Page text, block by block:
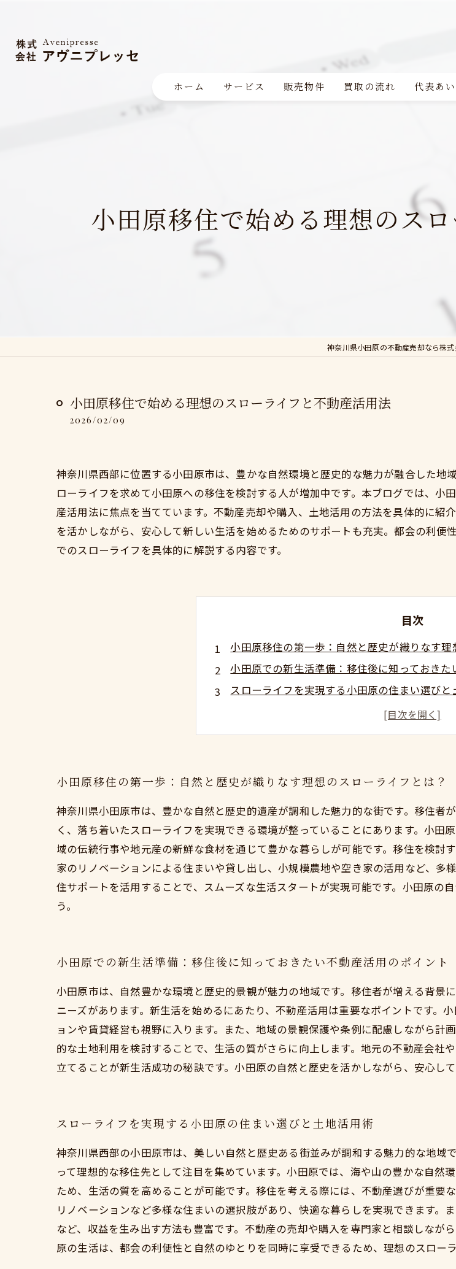
ホーム サービス 販売物件 買取の流れ 代表あ
小田原移住で始める理想のス
神奈川県小田原の不動産売却なら株
小田原移住で始める理想のスローライフと不動産活用法
2026/02/09
神奈川県西部に位置する小田原市は、豊かな自然環境と歴史的な魅力が融合した地
ローライフを求めて小田原への移住を検討する人が増加中です。本ブログでは、
産活用法に焦点を当てています。不動産売却や購入、土地活用の方法を具体的に紹
を活かしながら、安心して新しい生活を始めるためのサポートも充実。都会の利
でのスローライフを具体的に解説する内容です。
目次
小田原移住の第一歩：自然と歴史が織りなす理
小田原での新生活準備：移住後に知っておきた
スローライフを実現する小田原の住まい選びと
理想の暮らしを形にする：小田原での不動産売
安心して始める小田原生活：地域特性を活か
移住サポートでスムーズに！小田原で叶える理
小田原移住の第一歩：自然と歴史が織りなす理想のスローライフとは？
神奈川県小田原市は、豊かな自然と歴史的遺産が調和した魅力的な街です。移住者
く、落ち着いたスローライフを実現できる環境が整っていることにあります。小
域の伝統行事や地元産の新鮮な食材を通じて豊かな暮らしが可能です。移住を検討
家のリノベーションによる住まいや貸し出し、小規模農地や空き家の活用など、
住サポートを活用することで、スムーズな生活スタートが実現可能です。小田原の
う。
小田原での新生活準備：移住後に知っておきたい不動産活用のポイント
小田原市は、自然豊かな環境と歴史的景観が魅力の地域です。移住者が増える背景
ニーズがあります。新生活を始めるにあたり、不動産活用は重要なポイントです。
ョンや賃貸経営も視野に入ります。また、地域の景観保護や条例に配慮しながら
的な土地利用を検討することで、生活の質がさらに向上します。地元の不動産会社
立てることが新生活成功の秘訣です。小田原の自然と歴史を活かしながら、安心し
スローライフを実現する小田原の住まい選びと土地活用術
神奈川県西部の小田原市は、美しい自然と歴史ある街並みが調和する魅力的な地域
って理想的な移住先として注目を集めています。小田原では、海や山の豊かな自然
ため、生活の質を高めることが可能です。移住を考える際には、不動産選びが重要
リノベーションなど多様な住まいの選択肢があり、快適な暮らしを実現できます。
など、収益を生み出す方法も豊富です。不動産の売却や購入を専門家と相談しなが
原の生活は、都会の利便性と自然のゆとりを同時に享受できるため、理想のスロー